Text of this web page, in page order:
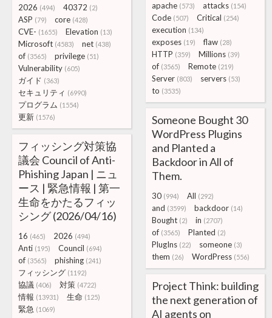
2026 (494) 40372 (2)
ASP (79) core (428)
CVE- (1655) Elevation (13)
Microsoft (4583) net (438)
of (3565) privilege (51)
Vulnerability (605)
ガイド (363)
セキュリティ (6990)
プログラム (1554)
更新 (1576)
apache (573) attacks (154)
Code (507) Critical (254)
execution (134)
exposes (19) flaw (28)
HTTP (359) Millions (39)
of (3565) Remote (219)
Server (803) servers (53)
to (3535)
Someone Bought 30
WordPress Plugins
and Planted a
Backdoor in All of
Them.
30 (994) All (292)
and (3599) backdoor (14)
Bought (2) in (2707)
of (3565) Planted (2)
PlugIns (22) someone (3)
them (26) WordPress (556)
フィッシング対策協
議会 Council of Anti-
Phishing Japan | ニュ
ース | 緊急情報 | 第一
生命をかたるフィッ
シング (2026/04/16)
16 (465) 2026 (494)
Anti (195) Council (694)
of (3565) phishing (241)
フィッシング (1192)
協議 (406) 対策 (4722)
情報 (13931) 生命 (125)
緊急 (1069)
Project Think: building
the next generation of
AI agents on